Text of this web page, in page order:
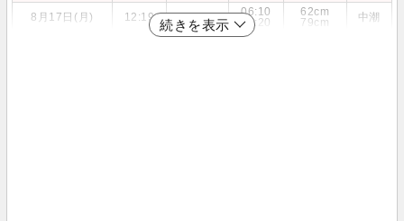
8月17日(月) 12:19 250cm
06:10
18:20
62cm
79cm
中潮
続きを表示